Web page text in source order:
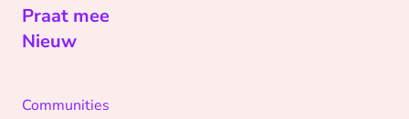
Praat mee
Nieuw
Communities